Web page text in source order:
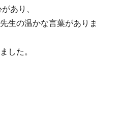
あり、
生の温かな言葉がありま
した。